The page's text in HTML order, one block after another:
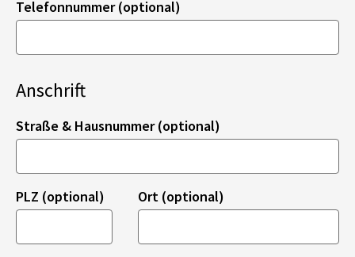
Telefonnummer (optional)
Anschrift
Straße & Hausnummer (optional)
PLZ (optional) Ort (optional)